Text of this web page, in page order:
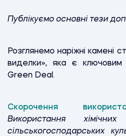
Публікуємо основні тези
Розглянемо наріжні камені
виделки», яка є
Green Deal.
Скорочення
Використання
сільськогосподарських